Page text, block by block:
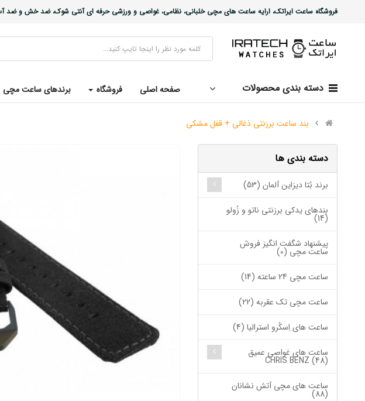
فروشگاه ساعت ایراتک، ارایه ساعت های مچی خلبانی، نظامی، غواصی و ورزشی حرفه ای آنتی شوک، ضد خش و ضد آب تا
دسته بندی محصولات صفحه اصلی فروشگاه برندهای ساعت مچی
بند ساعت برزنتی ذغالی + قفل مشکی
دسته بندی ها
برند بُتا دیزاین آلمان (53)
بندهای یدکی برزنتی ناتو و زُولو
(14)
پیشنهاد شگفت انگیز فروش
ساعت مچی (0)
ساعت مچی 24 ساعته (14)
ساعت مچی تک عقربه (22)
ساعت های اِسکُرو استرالیا (4)
ساعت های غواصی عمیق
CHRIS BENZ (48)
ساعت های مچی آتش نشانان
(88)